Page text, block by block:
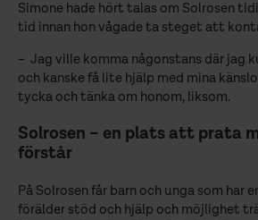
Simone hade hört talas om Solrosen
tid innan hon vågade ta steget att
– Jag ville komma någonstans där jag
och kanske få lite hjälp med mina
tycka och tänka om honom, liksom.
Solrosen – en plats att prata
förstår
På Solrosen får barn och unga som har
förälder stöd och hjälp och möjlighet